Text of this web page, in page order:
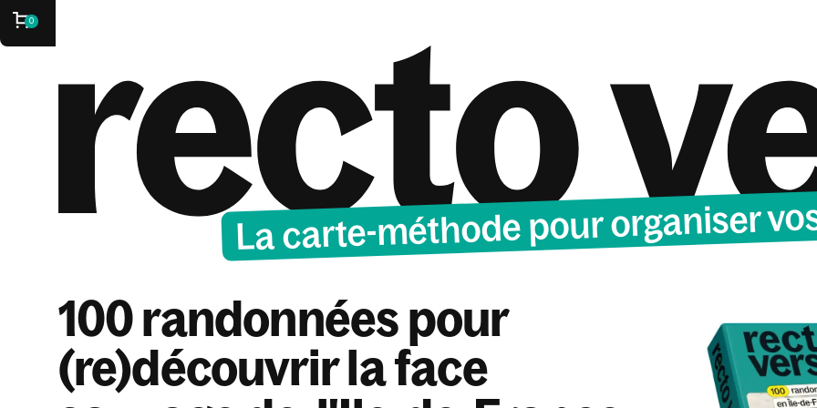
0
La carte-méthode pour organiser
100 randonnées pour
(re)découvrir la face